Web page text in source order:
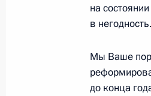
Встреча
Мутко
24 августа
на
в негодность.
Мы Ваше
до конца